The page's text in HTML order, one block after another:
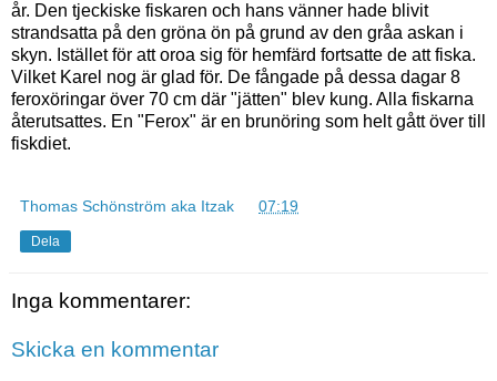
år. Den tjeckiske fiskaren och hans vänner hade blivit
strandsatta på den gröna ön på grund av den gråa askan i
skyn. Istället för att oroa sig för hemfärd fortsatte de att fiska.
Vilket Karel nog är glad för. De fångade på dessa dagar 8
feroxöringar över 70 cm där "jätten" blev kung. Alla fiskarna
återutsattes. En "Ferox" är en brunöring som helt gått över till
fiskdiet.
Thomas Schönström aka Itzak 07:19
Dela
Inga kommentarer:
Skicka en kommentar